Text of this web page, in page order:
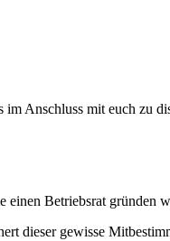
im Anschluss mit euch zu
einen Betriebsrat gründen
dieser gewisse